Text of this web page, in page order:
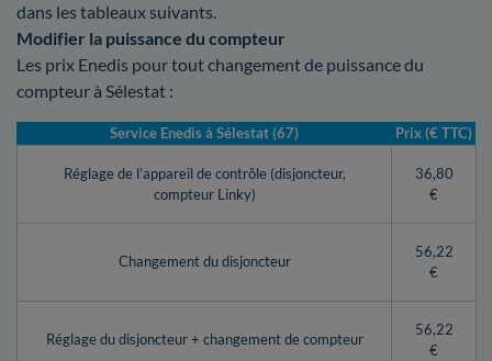
dans les tableaux suivants.
Modifier la puissance du compteur
Les prix Enedis pour tout changement de puissance du
compteur à Sélestat :
Service Enedis à Sélestat (67) Prix (€ TTC)
Réglage de l’appareil de contrôle (disjoncteur,
compteur Linky)
36,80
€
Changement du disjoncteur
56,22
€
Réglage du disjoncteur + changement de compteur
56,22
€